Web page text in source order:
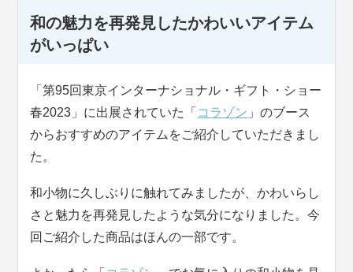
和の魅力を再発見したかわいいアイテム
がいっぱい
「第95回東京インターナショナル・ギフト・ショー
春2023」に出展されていた「 コラゾン 」のブース
からおすすめのアイテムをご紹介していただきまし
た。
和小物に久しぶりに触れてみましたが、かわいらし
さと魅力を再発見したような気分になりました。今
回ご紹介した商品はほんの一部です。